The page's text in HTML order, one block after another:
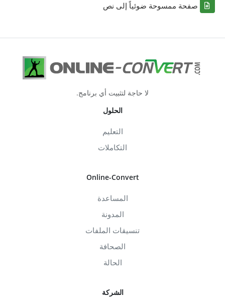
صفحة ممسوحة ضوئياً إلى نص
لا حاجة لتثبيت أي برنامج.
الحلول
التعليم
التكاملات
Online-Convert
المساعدة
المدونة
تنسيقات الملفات
الصحافة
الحالة
الشركة